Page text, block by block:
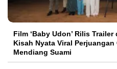
Film ‘Baby Udon’ Rilis
Kisah Nyata Viral
Mendiang Suami